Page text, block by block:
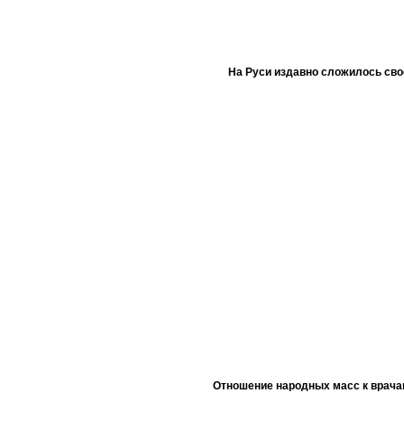
На Руси издавно сложилось
Отношение народных масс к